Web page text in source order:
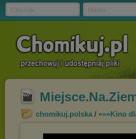
chomikuj.polska / »»»Kino